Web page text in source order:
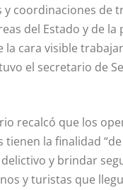
y coordinaciones de
del Estado y de la
la cara visible
el secretario de
recalcó que los
tienen la finalidad
y brindar
y turistas que